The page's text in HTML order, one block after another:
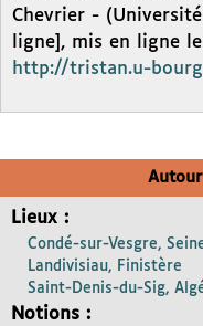
Chevrier - (Université
ligne], mis en ligne
http://tristan.u-
Lieux :
Condé-sur-Vesgre,
Landivisiau, Finistère
Saint-Denis-du-Sig,
Notions :